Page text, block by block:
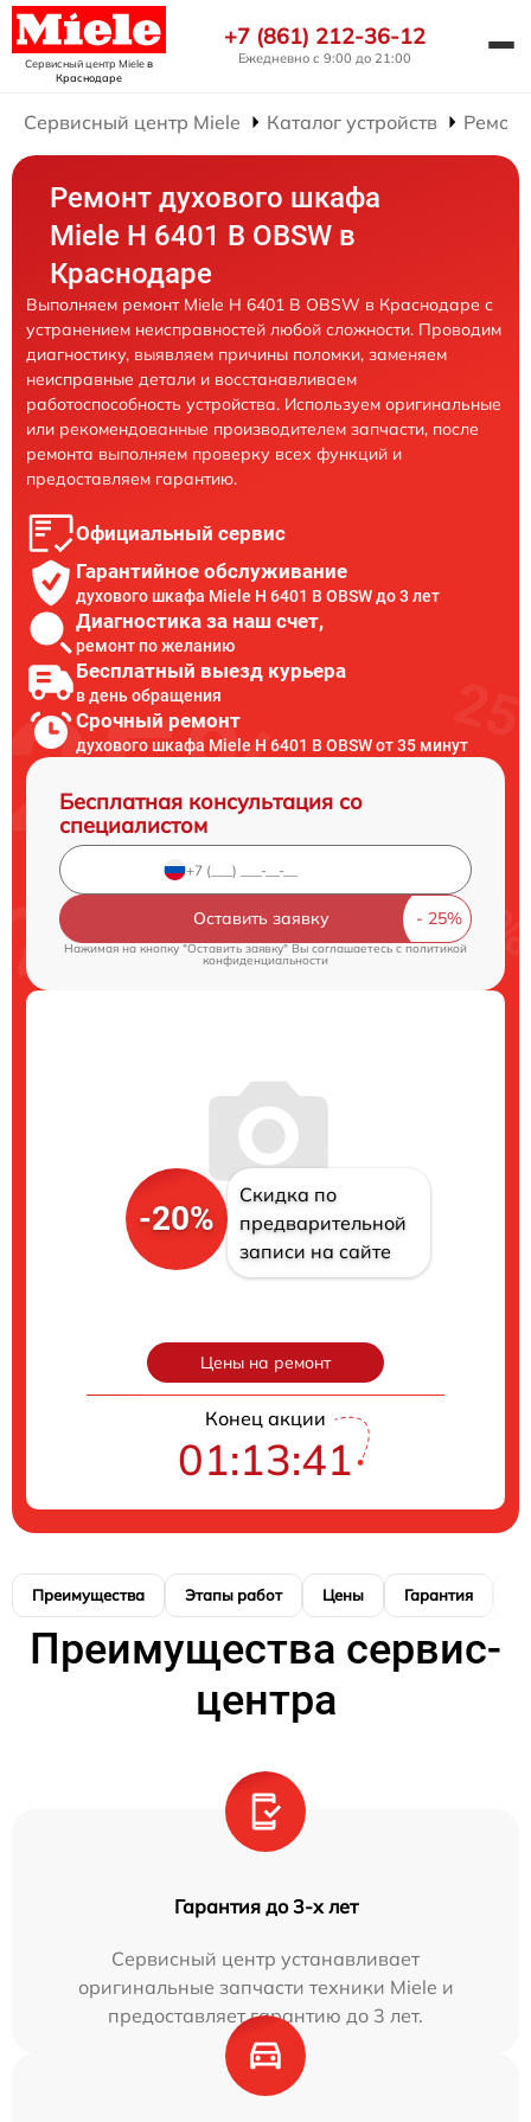
Сервисный центр Mieleв
Краснодаре
+7 (861) 212-36-12
Ежедневно с 9:00 до 21:00
Сервисный центр Miele Каталог устройств
Ремонт духового шкафа
Miele H 6401 B OBSW в
Краснодаре
Выполняем ремонт Miele H 6401 B OBSW в Краснодаре с
устранением неисправностей любой сложности. Проводим
диагностику, выявляем причины поломки, заменяем
неисправные детали и восстанавливаем
работоспособность устройства. Используем оригинальные
или рекомендованные производителем запчасти, после
ремонта выполняем проверку всех функций и
предоставляем гарантию.
Официальный сервис
Гарантийное обслуживание
духового шкафа Miele H 6401 B OBSW до 3 лет
Диагностика за наш счет,
ремонт по желанию
Бесплатный выезд курьера
в день обращения
Срочный ремонт
духового шкафа Miele H 6401 B OBSW от 35 минут
Бесплатная консультация со
специалистом
Оставить заявку
Нажимая на кнопку "Оставить заявку" Вы соглашаетесь cполитикой
конфиденциальности
-20%
Скидка по
предварительной
записи на сайте
Цены на ремонт
Конец акции
01:13:40
Преимущества Этапы работ Цены Гарантия
Преимущества сервис-
центра
Гарантия до 3-х лет
Сервисный центр устанавливает
оригинальные запчасти техники Miele и
предоставляет гарантию до 3 лет.